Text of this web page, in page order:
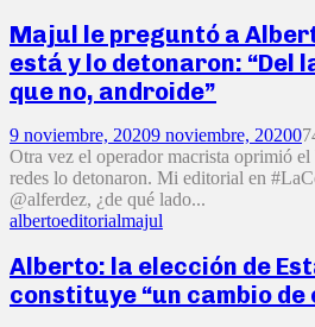
Majul le preguntó a
está y lo detonaron: “Del
que no, androide”
9 noviembre, 20209 noviembre, 20200
Otra vez el operador macrista oprimió
redes lo detonaron. Mi editorial en
@alferdez, ¿de qué lado...
albertoeditorialmajul
Alberto: la elección de
constituye “un cambio de